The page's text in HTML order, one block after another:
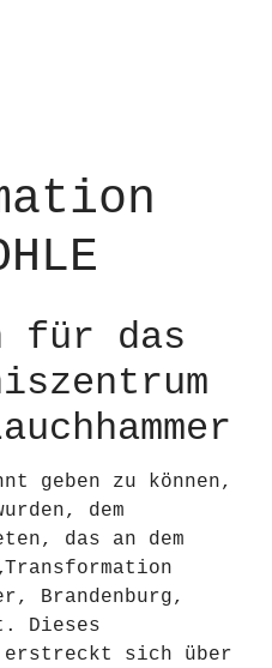
für das
geben zu können,
dem
das an dem
Brandenburg,
Dieses
erstreckt sich über